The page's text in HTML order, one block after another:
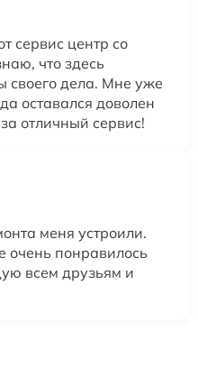
сервис центр со
что здесь
своего дела. Мне уже
оставался доволен
отличный сервис!
меня устроили.
очень понравилось
всем друзьям и